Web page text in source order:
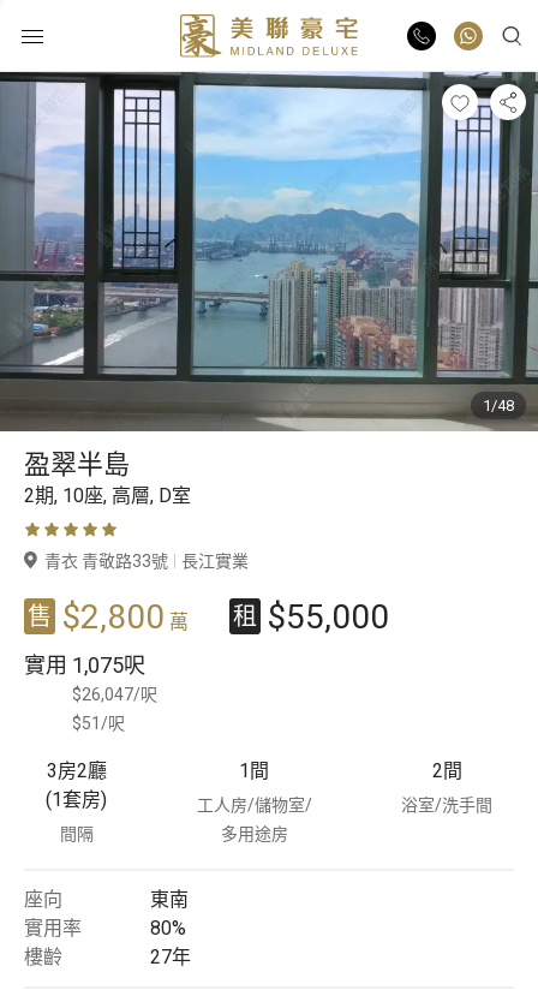
物業出售
物業出租
業主放盤
豪宅報告
更多樓盤
豪宅專家
豪宅分行
1/48
盈翠半島
2期, 10座, 高層, D室
青衣 青敬路33號 長江實業
售 $2,800 萬 租 $55,000
實用 1,075呎
$26,047/呎
$51/呎
3房2廳
(1套房)
間隔
1 間
工人房/儲物室/
多用途房
2間
浴室/洗手間
座向
東南
實用率
80%
樓齡
27年